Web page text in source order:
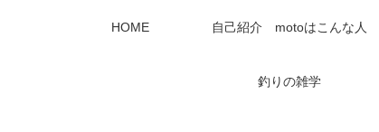
HOME 自己紹介 motoはこんな人
釣りの雑学